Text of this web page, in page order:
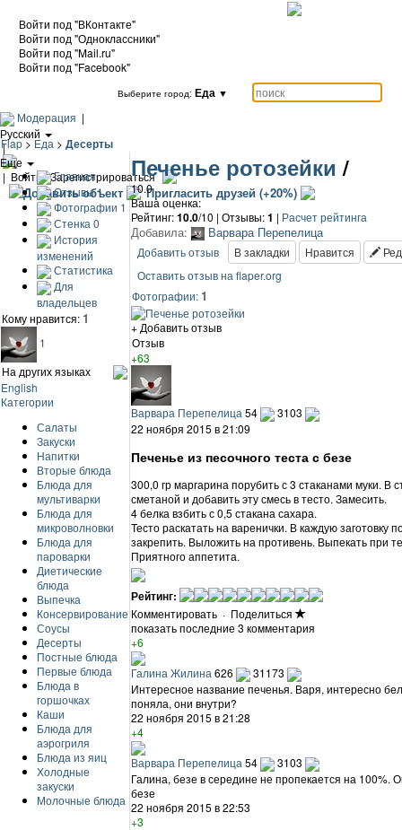
Войти под "ВКонтакте"
Войти под "Одноклассники"
Войти под "Mail.ru"
Войти под "Facebook"
Выберите город: Еда ▼
Модерация |
Русский
|
Еще
| Войти / Зарегистрироваться
Добавить объект Пригласить друзей (+20%)
Flap>Еда > Десерты
Главная
Отзывы1
Фотографии 1
Стенка 0
История
изменений
Статистика
Для
владельцев
Кому нравится: 1
1
На других языках
English
Категории
Салаты
Закуски
Напитки
Вторые блюда
Блюда для
мультиварки
Блюда для
микроволновки
Блюда для
пароварки
Диетические
блюда
Выпечка
Консервирование
Соусы
Десерты
Постные блюда
Первые блюда
Блюда в
горшочках
Каши
Блюда для
аэрогриля
Блюда из яиц
Холодные
закуски
Молочные блюда
Печенье ротозейки /
10.0
Ваша оценка:
Рейтинг:10.0/10 | Отзывы:1 | Расчет рейтинга
Добавила: Варвара Перепелица
Добавить отзыв В закладки Нравится
Оставить отзыв на flaper.org
Фотографии: 1
+ Добавить отзыв
Отзыв
+63
Варвара Перепелица 54
3103
22 ноября 2015 в 21:09
Печенье из песочного теста с безе
300,0 гр маргарина порубить с 3 стаканами муки. В
сметаной и добавить эту смесь в тесто. Замесить.
4 белка взбить с 0,5 стакана сахара.
Тесто раскатать на варенички. В каждую
закрепить. Выложить на противень. Выпекать при
Приятного аппетита.
Рейтинг:
Комментировать · Поделиться
показать последние 3 комментария
+6
Галина Жилина 626
31173
Интересное название печенья. Варя, интересно
поняла, они внутри?
22 ноября 2015 в 21:28
+4
Варвара Перепелица 54
3103
Галина, безе в середине не пропекается на 100%.
безе
22 ноября 2015 в 22:53
+3